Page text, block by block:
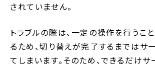
されていません。
トラブルの際は、一定の操作を行うこ
るため、切り替えが完了するまではサ
てしまいます。そのため、できるだけ